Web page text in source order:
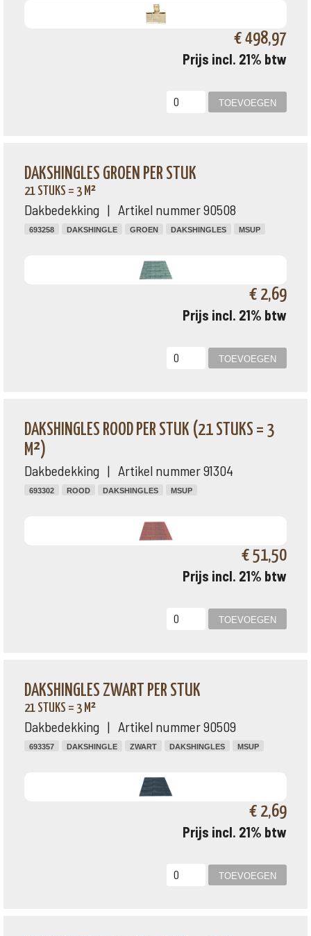
€ 498,97
Prijs incl. 21% btw
DAKSHINGLES GROEN PER STUK
21 STUKS = 3 M²
Dakbedekking | Artikel nummer 90508
693258 DAKSHINGLE GROEN DAKSHINGLES MSUP
€ 2,69
Prijs incl. 21% btw
DAKSHINGLES ROOD PER STUK (21 STUKS = 3
M²)
Dakbedekking | Artikel nummer 91304
693302 ROOD DAKSHINGLES MSUP
€ 51,50
Prijs incl. 21% btw
DAKSHINGLES ZWART PER STUK
21 STUKS = 3 M²
Dakbedekking | Artikel nummer 90509
693357 DAKSHINGLE ZWART DAKSHINGLES MSUP
€ 2,69
Prijs incl. 21% btw